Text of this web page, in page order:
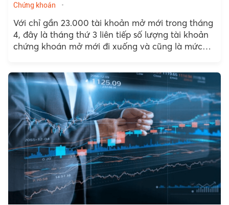
Chứng khoán
Với chỉ gần 23.000 tài khoản mở mới trong tháng
4, đây là tháng thứ 3 liên tiếp số lượng tài khoản
chứng khoán mở mới đi xuống và cũng là mức